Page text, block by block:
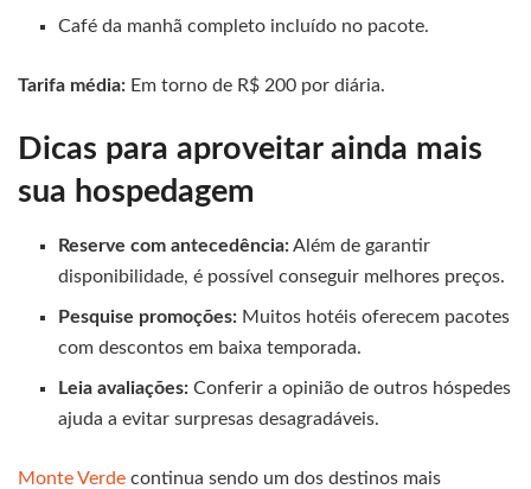
Café da manhã completo incluído no pacote.
Tarifa média: Em torno de R$ 200 por diária.
Dicas para aproveitar ainda mais
sua hospedagem
Reserve com antecedência:Além de garantir
disponibilidade, é possível conseguir melhores preços.
Pesquise promoções: Muitos hotéis oferecem pacotes
com descontos em baixa temporada.
Leia avaliações: Conferir a opinião de outros hóspedes
ajuda a evitar surpresas desagradáveis.
Monte Verde continua sendo um dos destinos mais